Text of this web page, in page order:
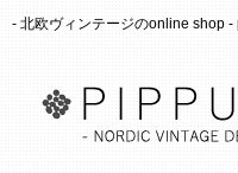
- 北欧ヴィンテージのonline shop -